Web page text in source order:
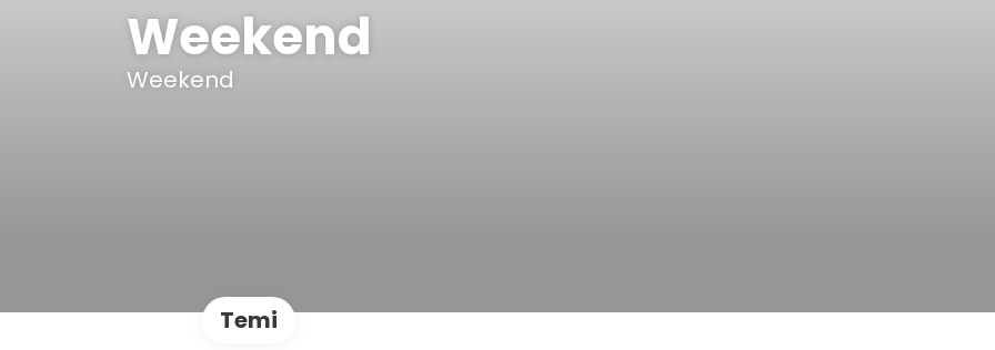
Weekend
Weekend
Temi